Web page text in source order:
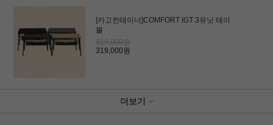
[카고컨테이너]COMFORT IGT 3유닛 테이
블
319,000원
319,000원
더보기